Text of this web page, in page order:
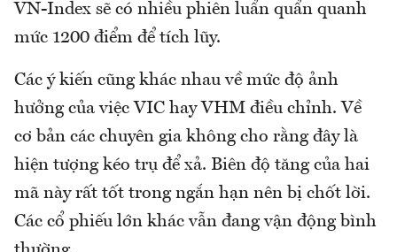
VN-Index sẽ có nhiều phiên luẩn quẩn quanh
mức 1200 điểm để tích lũy.
Các ý kiến cũng khác nhau về mức độ ảnh
hưởng của việc VIC hay VHM điều chỉnh. Về
cơ bản các chuyên gia không cho rằng đây là
hiện tượng kéo trụ để xả. Biên độ tăng của hai
mã này rất tốt trong ngắn hạn nên bị chốt lời.
Các cổ phiếu lớn khác vẫn đang vận động bình